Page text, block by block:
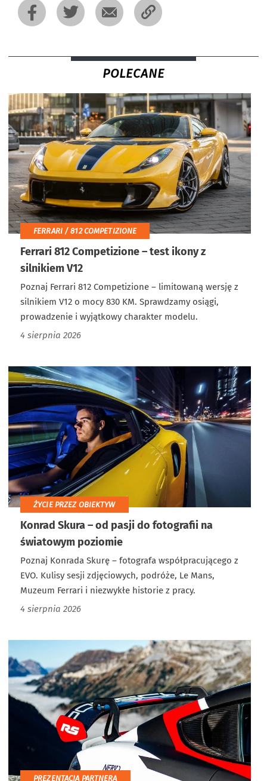
POLECANE
FERRARI / 812 COMPETIZIONE
Ferrari 812 Competizione – test ikony z
silnikiem V12
Poznaj Ferrari 812 Competizione – limitowaną wersję z
silnikiem V12 o mocy 830 KM. Sprawdzamy osiągi,
prowadzenie i wyjątkowy charakter modelu.
4 sierpnia 2026
ŻYCIE PRZEZ OBIEKTYW
Konrad Skura – od pasji do fotografii na
światowym poziomie
Poznaj Konrada Skurę – fotografa współpracującego z
EVO. Kulisy sesji zdjęciowych, podróże, Le Mans,
Muzeum Ferrari i niezwykłe historie z pracy.
4 sierpnia 2026
PREZENTACJA PARTNERA